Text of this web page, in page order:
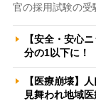
官の採用試験の受
【安全・安心
分の1以下に
【医療崩壊】
見舞われ地域